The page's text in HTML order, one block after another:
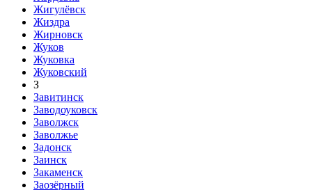
Жигулёвск
Жиздра
Жирновск
Жуков
Жуковка
Жуковский
З
Завитинск
Заводоуковск
Заволжск
Заволжье
Задонск
Заинск
Закаменск
Заозёрный